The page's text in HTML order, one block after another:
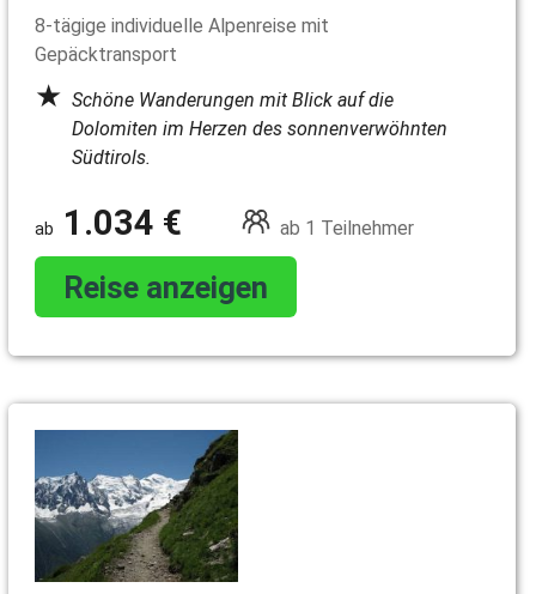
8-tägige individuelle Alpenreise mit
Gepäcktransport
Schöne Wanderungen mit Blick auf die
Dolomiten im Herzen des sonnenverwöhnten
Südtirols.
1.034 € ab 1 Teilnehmer
Reise anzeigen